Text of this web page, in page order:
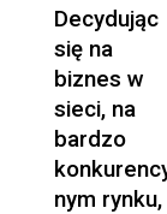
Decydując
się na
biznes w
sieci, na
bardzo
nym rynku,